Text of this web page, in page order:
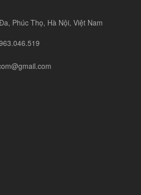
Phúc Thọ, Hà Nội, Việt Nam